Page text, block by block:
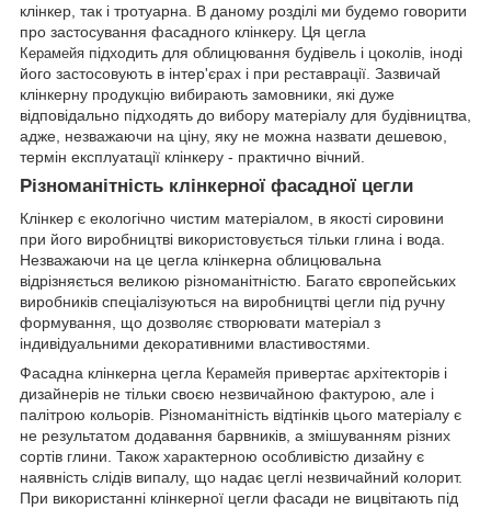
клінкер, так і тротуарна. В даному розділі ми будемо говорити
про застосування фасадного клінкеру. Ця цегла
Керамейя підходить для облицювання будівель і цоколів, іноді
його застосовують в інтер'єрах і при реставрації. Зазвичай
клінкерну продукцію вибирають замовники, які дуже
відповідально підходять до вибору матеріалу для будівництва,
адже, незважаючи на ціну, яку не можна назвати дешевою,
термін експлуатації клінкеру - практично вічний.
Різноманітність клінкерної фасадної цегли
Клінкер є екологічно чистим матеріалом, в якості сировини
при його виробництві використовується тільки глина і вода.
Незважаючи на це цегла клінкерна облицювальна
відрізняється великою різноманітністю. Багато європейських
виробників спеціалізуються на виробництві цегли під ручну
формування, що дозволяє створювати матеріал з
індивідуальними декоративними властивостями.
Фасадна клінкерна цегла Керамейя привертає архітекторів і
дизайнерів не тільки своєю незвичайною фактурою, але і
палітрою кольорів. Різноманітність відтінків цього матеріалу є
не результатом додавання барвників, а змішуванням різних
сортів глини. Також характерною особливістю дизайну є
наявність слідів випалу, що надає цеглі незвичайний колорит.
При використанні клінкерної цегли фасади не вицвітають під